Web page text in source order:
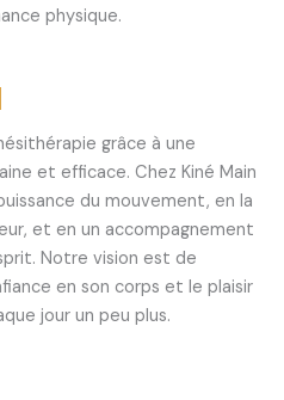
physique.
grâce à une
et efficace. Chez Kiné Main
du mouvement, en la
et en un accompagnement
Notre vision est de
en son corps et le plaisir
jour un peu plus.